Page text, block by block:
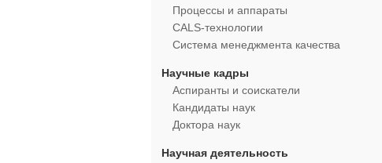
Процессы и аппараты
CALS-технологии
Система менеджмента качества
Научные кадры
Аспиранты и соискатели
Кандидаты наук
Доктора наук
Научная деятельность